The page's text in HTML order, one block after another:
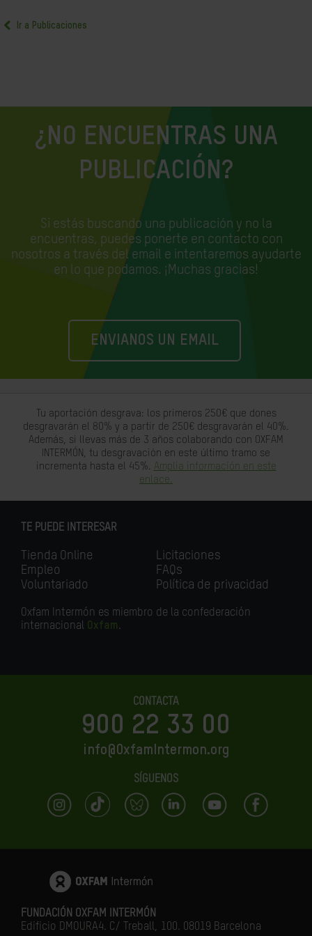
Ir a Publicaciones
¿NO ENCUENTRAS UNA
PUBLICACIÓN?
Si estás buscando una publicación y no la
encuentras, puedes ponerte en contacto con
nosotros a través del email e intentaremos ayudarte
en lo que podamos. ¡Muchas gracias!
ENVIANOS UN EMAIL
Tu aportación desgrava: los primeros 250€ que dones
desgravarán el 80% y a partir de 250€ desgravarán el 40%.
Además, si llevas más de 3 años colaborando con OXFAM
INTERMÓN, tu desgravación en este último tramo se
incrementa hasta el 45%. Amplia información en este
enlace.
TE PUEDE INTERESAR
Tienda Online
Empleo
Voluntariado
Licitaciones
FAQs
Política de privacidad
Oxfam Intermón es miembro de la confederación
internacional Oxfam.
CONTACTA
900 22 33 00
info@OxfamIntermon.org
SÍGUENOS
FUNDACIÓN OXFAM INTERMÓN
Edificio DMOURA4. C/ Treball, 100. 08019 Barcelona